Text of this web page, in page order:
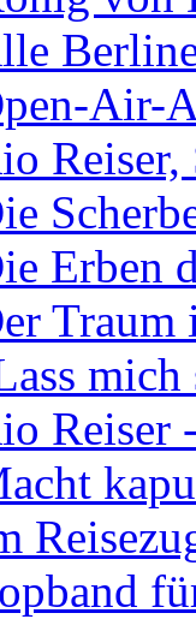
Air-
Erben
Traum
Reiser